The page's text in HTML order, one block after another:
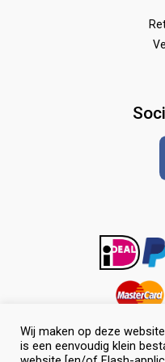
Wij maken op deze
is een eenvoudig klein